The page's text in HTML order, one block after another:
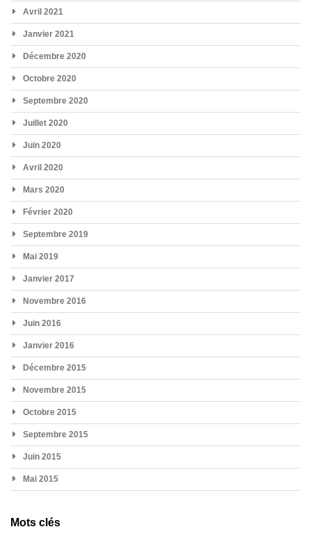
Avril 2021
Janvier 2021
Décembre 2020
Octobre 2020
Septembre 2020
Juillet 2020
Juin 2020
Avril 2020
Mars 2020
Février 2020
Septembre 2019
Mai 2019
Janvier 2017
Novembre 2016
Juin 2016
Janvier 2016
Décembre 2015
Novembre 2015
Octobre 2015
Septembre 2015
Juin 2015
Mai 2015
Mots clés